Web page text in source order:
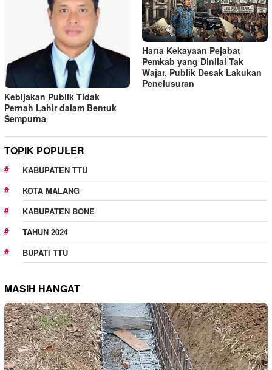
Kebijakan Publik Tidak
Pernah Lahir dalam Bentuk
Sempurna
Harta Kekayaan Pejabat
Pemkab yang Dinilai Tak
Wajar, Publik Desak Lakukan
Penelusuran
TOPIK POPULER
KABUPATEN TTU
KOTA MALANG
KABUPATEN BONE
TAHUN 2024
BUPATI TTU
MASIH HANGAT